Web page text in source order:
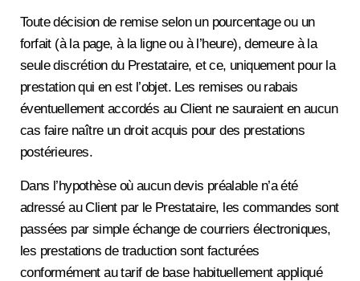
Toute décision de remise selon un pourcentage ou un
forfait (à la page, à la ligne ou à l’heure), demeure à la
seule discrétion du Prestataire, et ce, uniquement pour la
prestation qui en est l’objet. Les remises ou rabais
éventuellement accordés au Client ne sauraient en aucun
cas faire naître un droit acquis pour des prestations
postérieures.
Dans l’hypothèse où aucun devis préalable n’a été
adressé au Client par le Prestataire, les commandes sont
passées par simple échange de courriers électroniques,
les prestations de traduction sont facturées
conformément au tarif de base habituellement appliqué